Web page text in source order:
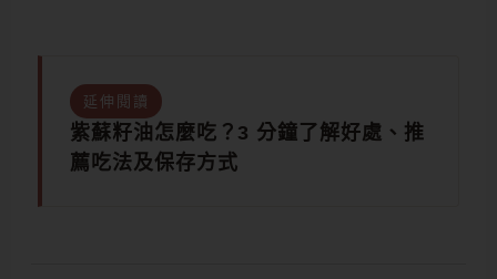
延伸閱讀
紫蘇籽油怎麼吃？3 分鐘了解好處、推
薦吃法及保存方式